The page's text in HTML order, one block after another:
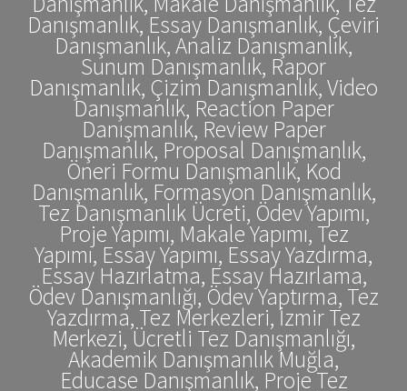
Danışmanlık, Essay Danışmanlık, Çeviri
Danışmanlık, Analiz Danışmanlık,
Sunum Danışmanlık, Rapor
Danışmanlık, Çizim Danışmanlık, Video
Danışmanlık, Reaction Paper
Danışmanlık, Review Paper
Danışmanlık, Proposal Danışmanlık,
Öneri Formu Danışmanlık, Kod
Danışmanlık, Formasyon Danışmanlık,
Tez Danışmanlık Ücreti, Ödev Yapımı,
Proje Yapımı, Makale Yapımı, Tez
Yapımı, Essay Yapımı, Essay Yazdırma,
Essay Hazırlatma, Essay Hazırlama,
Ödev Danışmanlığı, Ödev Yaptırma, Tez
Yazdırma, Tez Merkezleri, İzmir Tez
Merkezi, Ücretli Tez Danışmanlığı,
Akademik Danışmanlık Muğla,
Educase Danışmanlık, Proje Tez